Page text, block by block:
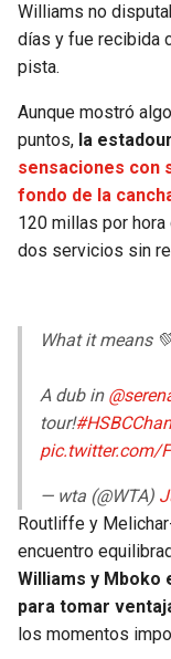
BUCCANEERS
Williams no
días y fue recibida
pista.
Aunque mostró
puntos, la
sensaciones con
fondo de la
120 millas por
dos servicios sin
What it means
A dub in
tour!
pic.twitter.com/
— wta (@WTA)
Routliffe y
encuentro
Williams y Mboko
para tomar
los momentos